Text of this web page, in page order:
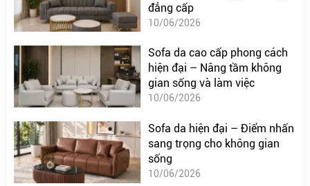
đẳng cấp
10/06/2026
Sofa da cao cấp phong cách
hiện đại – Nâng tầm không
gian sống và làm việc
10/06/2026
Sofa da hiện đại – Điểm nhấn
sang trọng cho không gian
sống
10/06/2026